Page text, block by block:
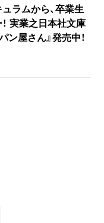
ラムから、卒業生
実業之日本社文庫
ン屋さん』発売中！